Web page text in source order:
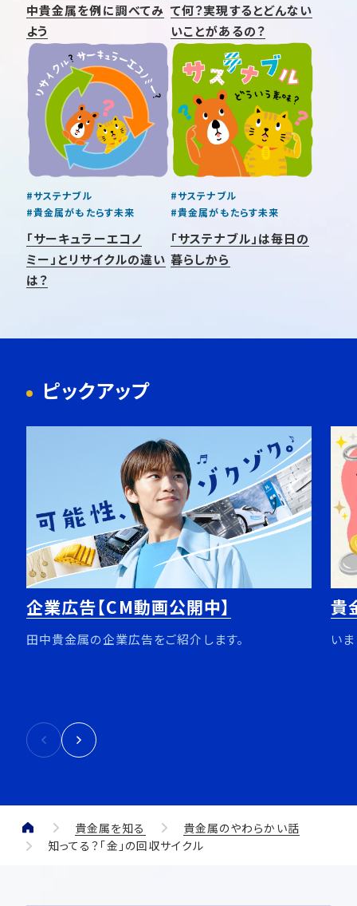
中貴金属を例に調べてみ
よう
て何？実現するとどんない
いことがあるの？
#サステナブル
#貴金属がもたらす未来
「サーキュラーエコノ
ミー」とリサイクルの違い
は？
#サステナブル
#貴金属がもたらす未来
「サステナブル」は毎日の
暮らしから
ピックアップ
企業広告【CM動画公開中】
田中貴金属の企業広告をご紹介します。
貴
い
貴金属を知る
貴金属のやわらかい話
知ってる？「金」の回収サイクル